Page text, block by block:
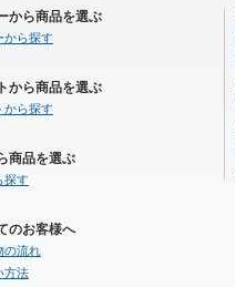
から商品を選ぶ
から探す
から商品を選ぶ
から探す
商品を選ぶ
探す
のお客様へ
の流れ
方法